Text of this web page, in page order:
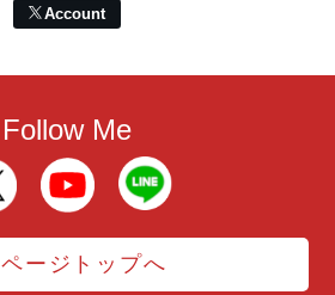
Account
Follow Me
ページトップへ